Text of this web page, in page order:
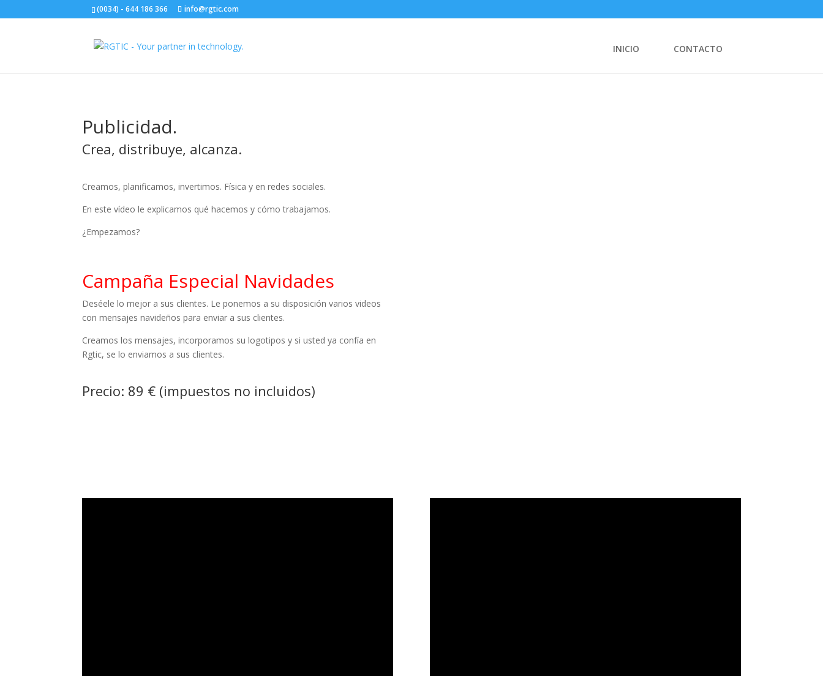
(0034) - 644 186 366 info@rgtic.com
INICIO CONTACTO
Publicidad.
Crea, distribuye, alcanza.
Creamos, planificamos, invertimos. Física y en redes sociales.
En este vídeo le explicamos qué hacemos y cómo trabajamos.
¿Empezamos?
Campaña Especial Navidades
Deséele lo mejor a sus clientes. Le ponemos a su disposición varios videos
con mensajes navideños para enviar a sus clientes.
Creamos los mensajes, incorporamos su logotipos y si usted ya confía en
Rgtic, se lo enviamos a sus clientes.
Precio: 89 € (impuestos no incluidos)